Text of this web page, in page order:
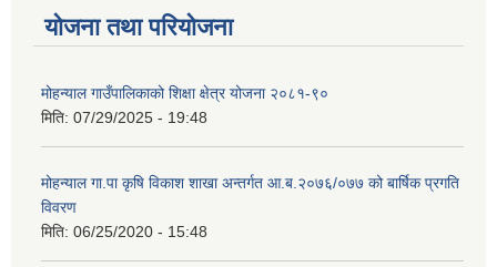
योजना तथा परियोजना
मोहन्याल गाउँपालिकाको शिक्षा क्षेत्र योजना २०८१-९०
मिति: 07/29/2025 - 19:48
मोहन्याल गा.पा कृषि विकाश शाखा अन्तर्गत आ.ब.२०७६/०७७ को बार्षिक प्रगति
विवरण
मिति: 06/25/2020 - 15:48